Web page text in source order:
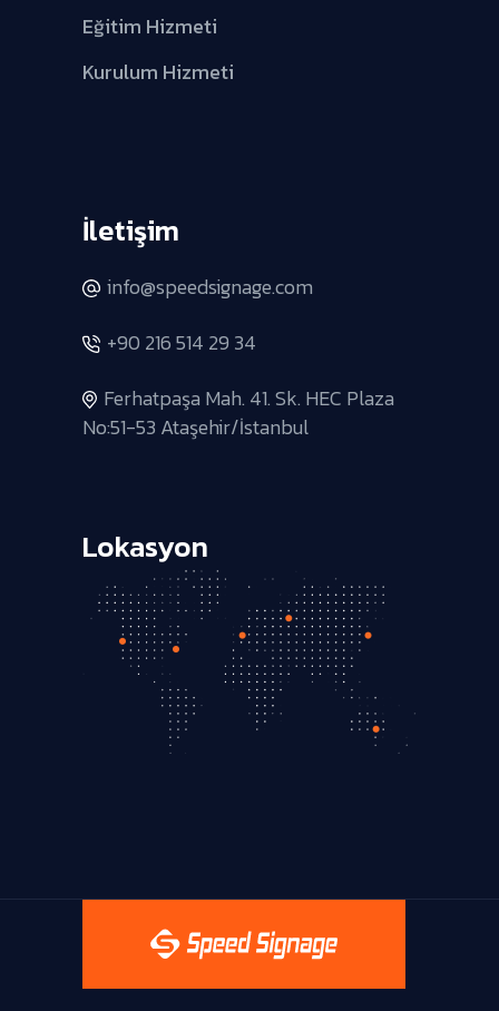
Eğitim Hizmeti
Kurulum Hizmeti
İletişim
info@speedsignage.com
+90 216 514 29 34
Ferhatpaşa Mah. 41. Sk. HEC Plaza
No:51-53 Ataşehir/İstanbul
Lokasyon